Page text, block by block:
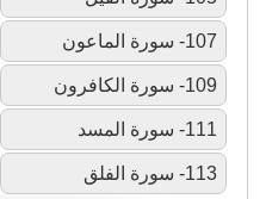
107- سورة الماعون
109- سورة الكافرون
111- سورة المسد
113- سورة الفلق